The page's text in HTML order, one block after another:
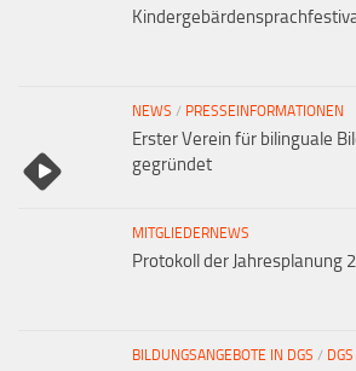
NEWS / PRESSEINFORMATIONEN
Erster Verein für bilinguale
gegründet
MITGLIEDERNEWS
Protokoll der Jahresplanung
BILDUNGSANGEBOTE IN DGS /